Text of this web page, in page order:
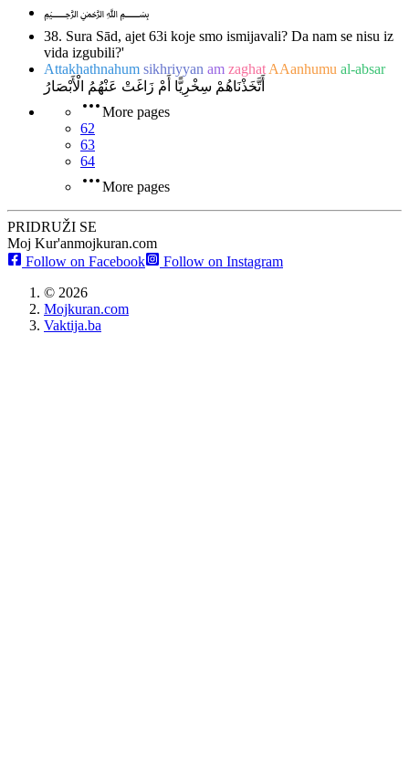
﷽
38. Sura Sād, ajet 63i koje smo ismijavali? Da nam se nisu iz
vida izgubili?'
Attakhathnahum sikhriyyan am zaghat AAanhumu al-absar
أَتَّخَذْنَاهُمْ سِخْرِيًّا أَمْ زَاغَتْ عَنْهُمُ الْأَبْصَارُ
More pages
62
63
64
More pages
PRIDRUŽI SE
Moj Kur'anmojkuran.com
Follow on Facebook
Follow on Instagram
© 2026
Mojkuran.com
Vaktija.ba